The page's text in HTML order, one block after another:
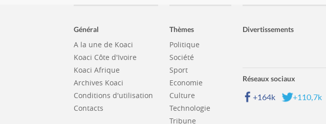
Général
A la une de Koaci
Koaci Côte d'Ivoire
Koaci Afrique
Archives Koaci
Conditions d'utilisation
Contacts
Thèmes
Politique
Société
Sport
Economie
Culture
Technologie
Tribune
Divertissements
Réseaux sociaux
+164k +110,7k